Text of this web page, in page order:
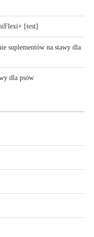
[test]
suplementów na stawy dla
dla psów